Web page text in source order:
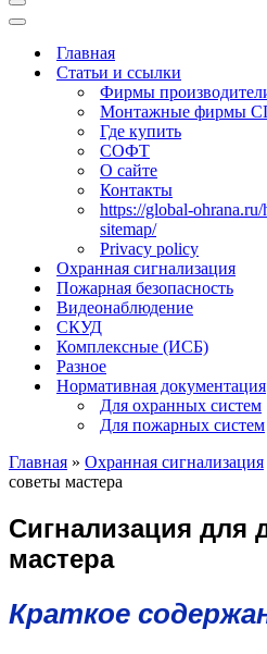
Меню
навигации
Меню
навигацииГлавная
Статьи и ссылки
Фирмы
Монтажные фирмы
Где купить
СОФТ
О сайте
Контакты
https://global-
sitemap/
Privacy policy
Охранная сигнализация
Пожарная безопасность
Видеонаблюдение
СКУД
Комплексные (ИСБ)
Разное
Нормативная документация
Для охранных систем
Для пожарных систем
Главная » Охранная сигнализация
советы мастера
Сигнализация для
мастера
Краткое